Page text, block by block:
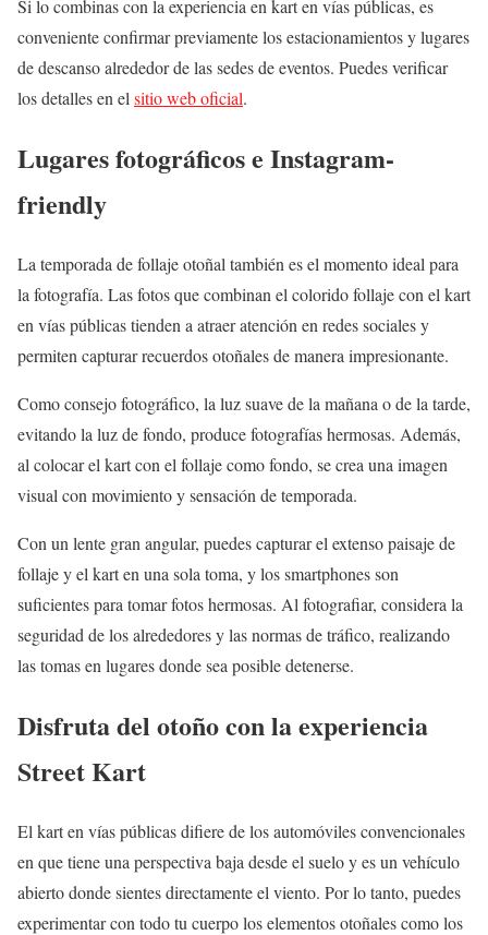
Si lo combinas con la experiencia en kart en vías públicas, es
conveniente confirmar previamente los estacionamientos y lugares
de descanso alrededor de las sedes de eventos. Puedes verificar
los detalles en el sitio web oficial.
Lugares fotográficos e Instagram-
friendly
La temporada de follaje otoñal también es el momento ideal para
la fotografía. Las fotos que combinan el colorido follaje con el kart
en vías públicas tienden a atraer atención en redes sociales y
permiten capturar recuerdos otoñales de manera impresionante.
Como consejo fotográfico, la luz suave de la mañana o de la tarde,
evitando la luz de fondo, produce fotografías hermosas. Además,
al colocar el kart con el follaje como fondo, se crea una imagen
visual con movimiento y sensación de temporada.
Con un lente gran angular, puedes capturar el extenso paisaje de
follaje y el kart en una sola toma, y los smartphones son
suficientes para tomar fotos hermosas. Al fotografiar, considera la
seguridad de los alrededores y las normas de tráfico, realizando
las tomas en lugares donde sea posible detenerse.
Disfruta del otoño con la experiencia
Street Kart
El kart en vías públicas difiere de los automóviles convencionales
en que tiene una perspectiva baja desde el suelo y es un vehículo
abierto donde sientes directamente el viento. Por lo tanto, puedes
experimentar con todo tu cuerpo los elementos otoñales como los